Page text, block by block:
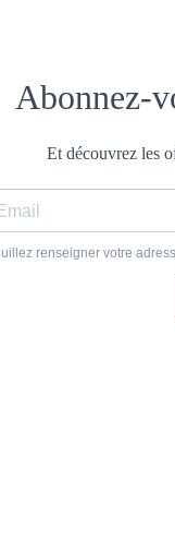
Abonnez-
Et découvrez les
renseigner votre